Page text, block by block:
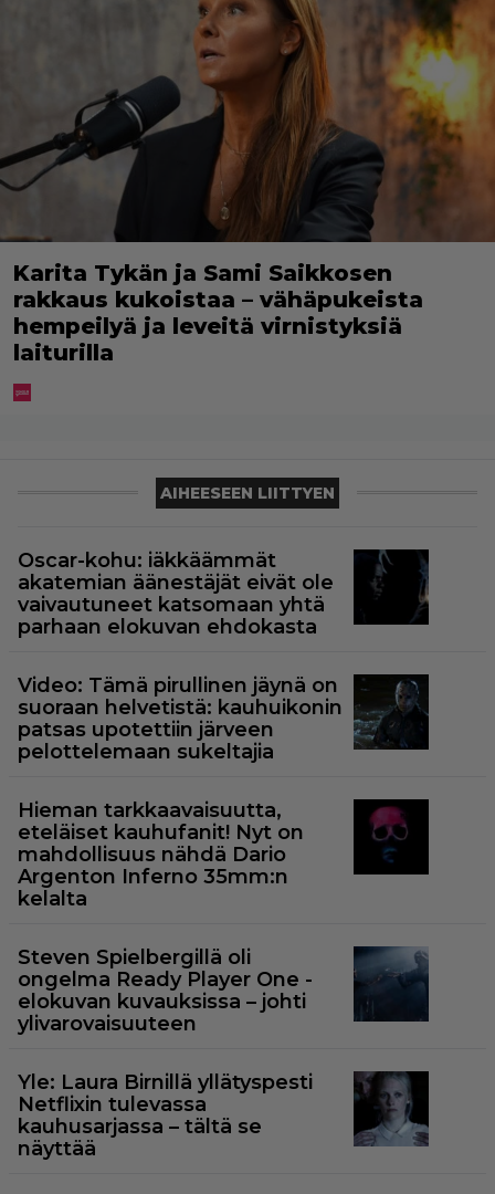
Karita Tykän ja Sami Saikkosen
rakkaus kukoistaa – vähäpukeista
hempeilyä ja leveitä virnistyksiä
laiturilla
AIHEESEEN LIITTYEN
Oscar-kohu: iäkkäämmät
akatemian äänestäjät eivät ole
vaivautuneet katsomaan yhtä
parhaan elokuvan ehdokasta
Video: Tämä pirullinen jäynä on
suoraan helvetistä: kauhuikonin
patsas upotettiin järveen
pelottelemaan sukeltajia
Hieman tarkkaavaisuutta,
eteläiset kauhufanit! Nyt on
mahdollisuus nähdä Dario
Argenton Inferno 35mm:n
kelalta
Steven Spielbergillä oli
ongelma Ready Player One -
elokuvan kuvauksissa – johti
ylivarovaisuuteen
Yle: Laura Birnillä yllätyspesti
Netflixin tulevassa
kauhusarjassa – tältä se
näyttää